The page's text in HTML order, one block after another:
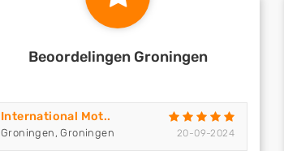
Beoordelingen Groningen
International Mot..
Groningen, Groningen 20-09-2024